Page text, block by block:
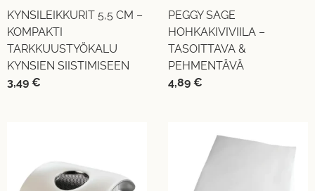
KYNSILEIKKURIT 5,5 CM –
KOMPAKTI
TARKKUUSTYÖKALU
KYNSIEN SIISTIMISEEN
3,49 €
PEGGY SAGE
HOHKAKIVIVIILA –
TASOITTAVA &
PEHMENTÄVÄ
4,89 €